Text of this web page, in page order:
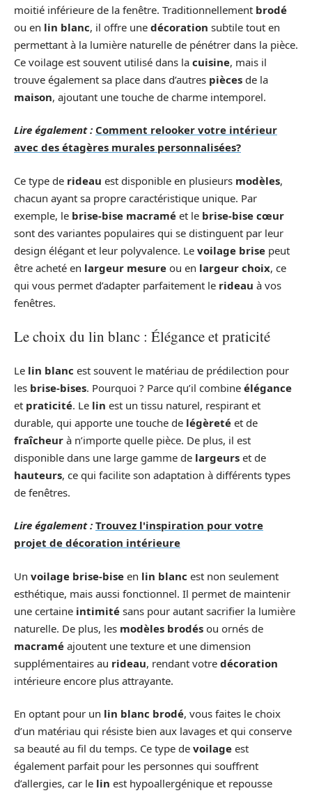
moitié inférieure de la fenêtre. Traditionnellement brodé
ou en lin blanc, il offre une décoration subtile tout en
permettant à la lumière naturelle de pénétrer dans la pièce.
Ce voilage est souvent utilisé dans la cuisine, mais il
trouve également sa place dans d’autres pièces de la
maison, ajoutant une touche de charme intemporel.
Lire également : Comment relooker votre intérieur
avec des étagères murales personnalisées?
Ce type de rideau est disponible en plusieurs modèles,
chacun ayant sa propre caractéristique unique. Par
exemple, le brise-bise macramé et le brise-bise cœur
sont des variantes populaires qui se distinguent par leur
design élégant et leur polyvalence. Le voilage brise peut
être acheté en largeur mesure ou en largeur choix, ce
qui vous permet d’adapter parfaitement le rideau à vos
fenêtres.
Le choix du lin blanc : Élégance et praticité
Le lin blanc est souvent le matériau de prédilection pour
les brise-bises. Pourquoi ? Parce qu’il combine élégance
et praticité. Le lin est un tissu naturel, respirant et
durable, qui apporte une touche de légèreté et de
fraîcheur à n’importe quelle pièce. De plus, il est
disponible dans une large gamme de largeurs et de
hauteurs, ce qui facilite son adaptation à différents types
de fenêtres.
Lire également : Trouvez l'inspiration pour votre
projet de décoration intérieure
Un voilage brise-bise en lin blanc est non seulement
esthétique, mais aussi fonctionnel. Il permet de maintenir
une certaine intimité sans pour autant sacrifier la lumière
naturelle. De plus, les modèles brodés ou ornés de
macramé ajoutent une texture et une dimension
supplémentaires au rideau, rendant votre décoration
intérieure encore plus attrayante.
En optant pour un lin blanc brodé, vous faites le choix
d’un matériau qui résiste bien aux lavages et qui conserve
sa beauté au fil du temps. Ce type de voilage est
également parfait pour les personnes qui souffrent
d’allergies, car le lin est hypoallergénique et repousse